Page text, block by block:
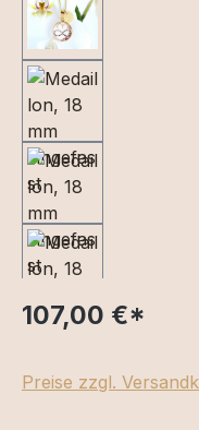
107,00 €*
Preise zzgl.